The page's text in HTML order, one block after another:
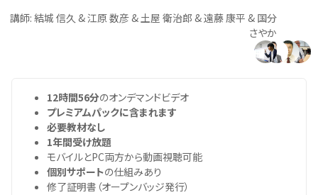
講師: 結城 信久 & 江原 数彦 & 土屋 衛治郎 & 遠藤 康平 & 国分
さやか
12時間56分のオンデマンドビデオ
プレミアムパックに含まれます
必要教材なし
1年間受け放題
モバイルとPC両方から動画視聴可能
個別サポートの仕組みあり
修了証明書（オープンバッジ発行）